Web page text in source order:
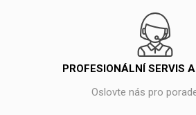
PROFESIONÁLNÍ SERVIS
Oslovte nás pro